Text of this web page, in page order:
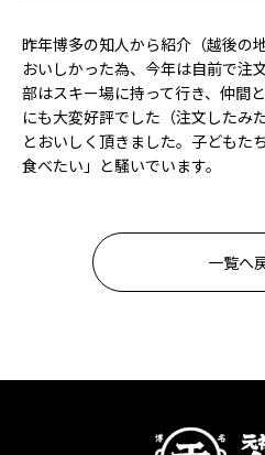
昨年博多の知人から紹介（越後の
おいしかった為、今年は自前で注
部はスキー場に持って行き、仲間
にも大変好評でした（注文したみ
とおいしく頂きました。子どもた
食べたい」と騒いでいます。
一覧へ